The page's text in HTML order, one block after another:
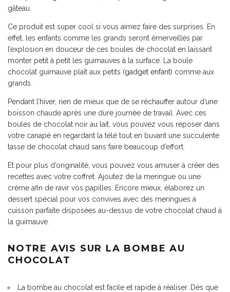
gâteau.
Ce produit est super cool si vous aimez faire des surprises. En
effet, les enfants comme les grands seront émerveillés par
l’explosion en douceur de ces boules de chocolat en laissant
monter petit à petit les guimauves à la surface. La boule
chocolat guimauve plaît aux petits (gadget enfant) comme aux
grands.
Pendant l’hiver, rien de mieux que de se réchauffer autour d’une
boisson chaude après une dure journée de travail. Avec ces
boules de chocolat noir au lait, vous pouvez vous reposer dans
votre canapé en regardant la télé tout en buvant une succulente
tasse de chocolat chaud sans faire beaucoup d’effort.
Et pour plus d’originalité, vous pouvez vous amuser à créer des
recettes avec votre coffret. Ajoutez de la meringue ou une
crème afin de ravir vos papilles. Encore mieux, élaborez un
dessert spécial pour vos convives avec des meringues à
cuisson parfaite disposées au-dessus de votre chocolat chaud à
la guimauve.
NOTRE AVIS SUR LA BOMBE AU
CHOCOLAT
La bombe au chocolat est facile et rapide à réaliser. Dès que